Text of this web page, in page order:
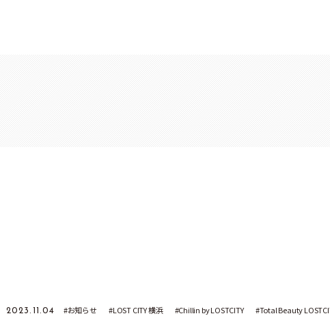
2023.11.04 お知らせ LOST CITY 横浜 Chillin by LOSTCITY Total Beauty